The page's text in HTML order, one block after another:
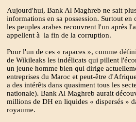
Aujourd'hui, Bank Al Maghreb ne sait
informations en sa possession. Surtout en
les peuples arabes recouvrent l'un après
appellent à la fin de la corruption.
Pour l'un de ces « rapaces », comme
de Wikileaks les indélicats qui pillent
un jeune homme bien qui dirige
entreprises du Maroc et peut-être
a des intérêts dans quasiment tous les
nationale). Bank Al Maghreb aurait
millions de DH en liquides « dispersés »
royaume.